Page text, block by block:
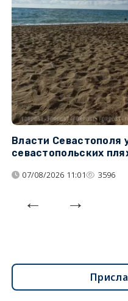
Власти Севастополя
севастопольских
07/08/2026 11:01 3596